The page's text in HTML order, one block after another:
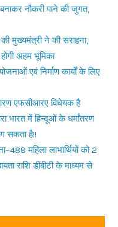
बनाकर नौकरी पाने की जुगत,
की मुख्यमंत्री ने की सराहना,
अहम भूमिका
एवं निर्माण कार्यों के लिए
एफसीआरए विधेयक है
भारत में हिन्दूओं के धर्मांतरण
सकता है!!
महिला लाभार्थियों को 2
राशि डीबीटी के माध्यम से